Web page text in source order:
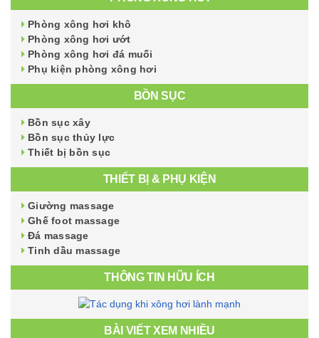
Phòng xông hơi khô
Phòng xông hơi ướt
Phòng xông hơi đá muối
Phụ kiện phòng xông hơi
BỒN SỤC
Bồn sục xây
Bồn sục thủy lực
Thiết bị bồn sục
THIẾT BỊ & PHỤ KIỆN
Giường massage
Ghế foot massage
Đá massage
Tinh dầu massage
THÔNG TIN HỮU ÍCH
BÀI VIẾT XEM NHIỀU